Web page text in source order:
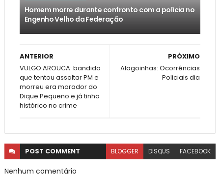
Homem morre durante confronto com a polícia no
Engenho Velho da Federação
PRÓXIMO
Alagoinhas: Ocorrências
Policiais dia
ANTERIOR
VULGO AROUCA: bandido
que tentou assaltar PM e
morreu era morador do
Dique Pequeno e já tinha
histórico no crime
POST COMMENT BLOGGER DISQUS FACEBOOK
Nenhum comentário